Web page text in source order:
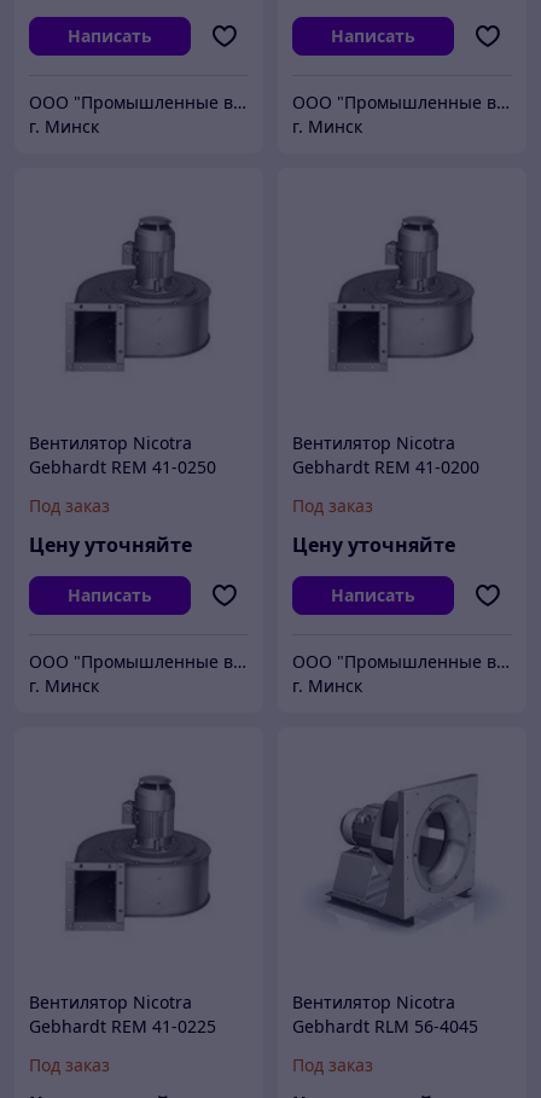
Написать
ООО "Промышленные вентиляторы и компоненты"
г. Минск
Написать
ООО "Промышленные вентиляторы и компоненты"
г. Минск
Вентилятор Nicotra
Gebhardt REM 41-0250
Под заказ
Цену уточняйте
Написать
ООО "Промышленные вентиляторы и компоненты"
г. Минск
Вентилятор Nicotra
Gebhardt REM 41-0200
Под заказ
Цену уточняйте
Написать
ООО "Промышленные вентиляторы и компоненты"
г. Минск
Вентилятор Nicotra
Gebhardt REM 41-0225
Под заказ
Вентилятор Nicotra
Gebhardt RLM 56-4045
Под заказ